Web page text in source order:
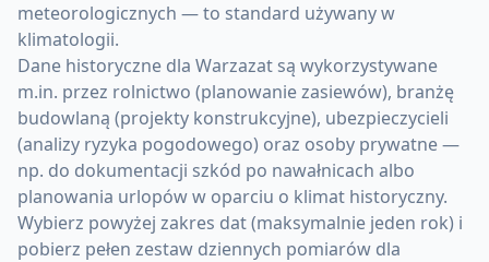
meteorologicznych — to standard używany w
klimatologii.
Dane historyczne dla Warzazat są wykorzystywane
m.in. przez rolnictwo (planowanie zasiewów), branżę
budowlaną (projekty konstrukcyjne), ubezpieczycieli
(analizy ryzyka pogodowego) oraz osoby prywatne —
np. do dokumentacji szkód po nawałnicach albo
planowania urlopów w oparciu o klimat historyczny.
Wybierz powyżej zakres dat (maksymalnie jeden rok) i
pobierz pełen zestaw dziennych pomiarów dla